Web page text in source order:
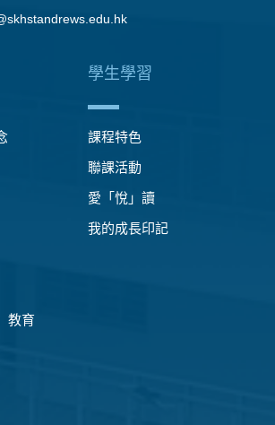
教育
學生學習
課程特色
聯課活動
愛「悅」讀
我的成長印記